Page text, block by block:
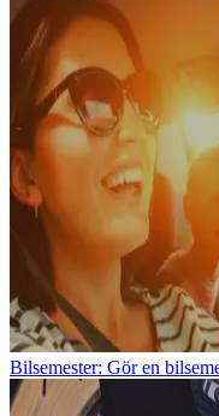
Bilsemester: Gör en